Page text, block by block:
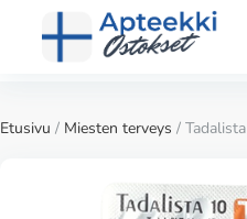
Etusivu / Miesten terveys / Tadalista